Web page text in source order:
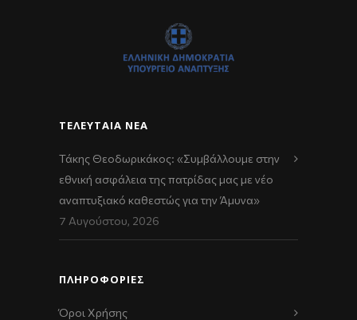
ΤΕΛΕΥΤΑΊΑ ΝΈΑ
Τάκης Θεοδωρικάκος: «Συμβάλλουμε στην
εθνική ασφάλεια της πατρίδας μας με νέο
αναπτυξιακό καθεστώς για την Άμυνα»
7 Αυγούστου, 2026
ΠΛΗΡΟΦΟΡΙΕΣ
Όροι Χρήσης